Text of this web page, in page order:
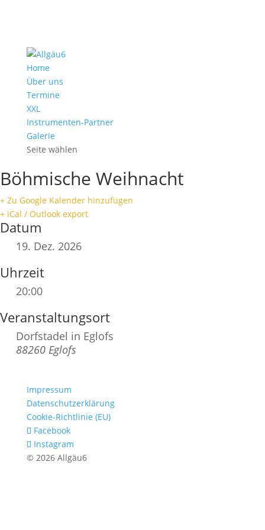
Home
Über uns
Termine
XXL
Instrumenten-Partner
Galerie
Seite wählen
Böhmische Weihnacht
+ Zu Google Kalender hinzufügen
+ iCal / Outlook export
Datum
19. Dez. 2026
Uhrzeit
20:00
Veranstaltungsort
Dorfstadel in Eglofs
88260 Eglofs
Impressum
Datenschutzerklärung
Cookie-Richtlinie (EU)
Facebook
Instagram
© 2026 Allgäu6